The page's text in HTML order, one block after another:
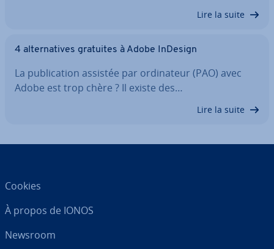
Lire la suite
4 al­ter­na­tives gratuites à Adobe InDesign
La pu­bli­ca­tion assistée par or­di­na­teur (PAO) avec
Adobe est trop chère ? Il existe des…
Lire la suite
Cookies
À propos de IONOS
Newsroom